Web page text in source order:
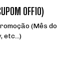
OFF10)
(Mês do
etc...)